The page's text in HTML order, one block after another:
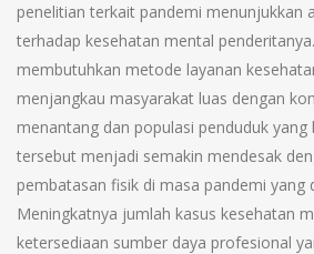
penelitian terkait pandemi menunjukkan
terhadap kesehatan mental
membutuhkan metode layanan
menjangkau masyarakat luas dengan
menantang dan populasi penduduk yang
tersebut menjadi semakin mendesak
pembatasan fisik di masa pandemi yang
Meningkatnya jumlah kasus kesehatan
ketersediaan sumber daya profesional